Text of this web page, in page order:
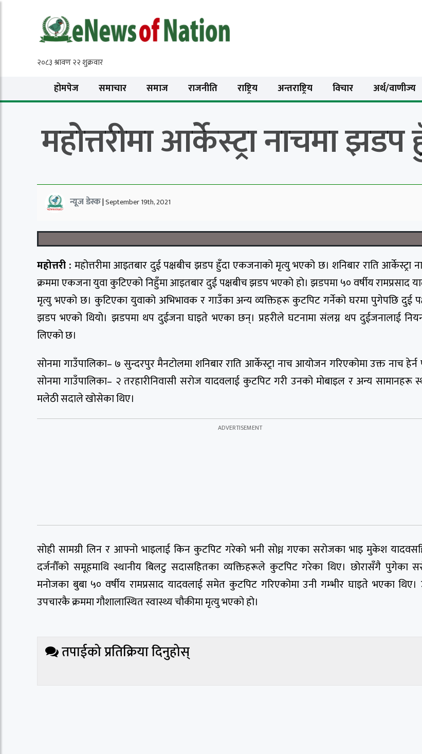
होमपेज समाचार समाज राजनीति राष्ट्रिय अन्तराष्ट्रिय विचार अर्थ/वाणीज्य
महोत्तरीमा आर्केस्ट्रा नाचमा
न्यूज डेस्क|September 19th, 2021
महोत्तरी : महोत्तरीमा आइतबार दुई पक्षबीच झडप हुँदा एकजनाको मृत्यु भएको छ। शनिबार राति आर्केस्ट्रा
क्रममा एकजना युवा कुटिएको निहुँमा आइतबार दुई पक्षबीच झडप भएको हो। झडपमा ५० वर्षीय रामप्रसाद
मृत्यु भएको छ। कुटिएका युवाको अभिभावक र गाउँका अन्य व्यक्तिहरू कुटपिट गर्नेको घरमा पुगेपछि दुई
झडप भएको थियो। झडपमा थप दुईजना घाइते भएका छन्। प्रहरीले घटनामा संलग्न थप दुईजनालाई
लिएको छ।
सोनमा गाउँपालिका– ७ सुन्दरपुर मैनटोलमा शनिबार राति आर्केस्ट्रा नाच आयोजन गरिएकोमा उक्त नाच
सोनमा गाउँपालिका– २ तरहारीनिवासी सरोज यादवलाई कुटपिट गरी उनको मोबाइल र अन्य सामानहरू
मलेठी सदाले खोसेका थिए।
सोही सामग्री लिन र आफ्नो भाइलाई किन कुटपिट गरेको भनी सोध्न गएका सरोजका भाइ मुकेश
दर्जनौँको समूहमाथि स्थानीय बिलटु सदासहितका व्यक्तिहरूले कुटपिट गरेका थिए। छोरासँगै पुगेका
मनोजका बुबा ५० वर्षीय रामप्रसाद यादवलाई समेत कुटपिट गरिएकोमा उनी गम्भीर घाइते भएका
उपचारकै क्रममा गौशालास्थित स्वास्थ्य चौकीमा मृत्यु भएको हो।
तपाईको प्रतिक्रिया दिनुहोस्